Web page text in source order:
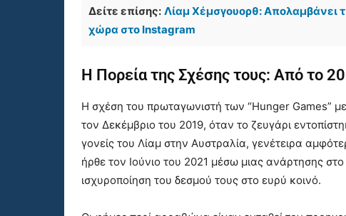
Δείτε επίσης: Λίαμ Χέμσγουορθ: Απολαμβάνει
χώρα στο Instagram
Η Πορεία της Σχέσης τους: Από το
Η σχέση του πρωταγωνιστή των “Hunger Games”
τον Δεκέμβριο του 2019, όταν το ζευγάρι
γονείς του Λίαμ στην Αυστραλία, γενέτειρα
ήρθε τον Ιούνιο του 2021 μέσω μιας ανάρτησης
ισχυροποίηση του δεσμού τους στο ευρύ κοινό.